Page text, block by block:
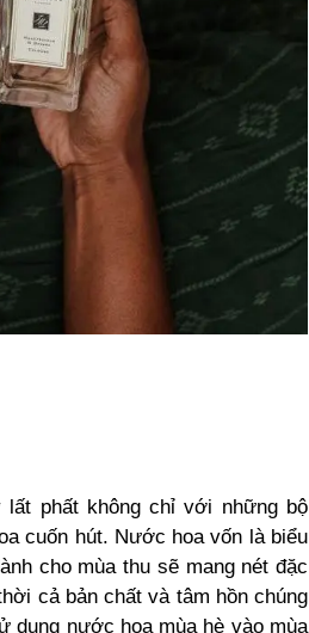
phất không chỉ với những bộ
cuốn hút. Nước hoa vốn là biểu
cho mùa thu sẽ mang nét đặc
cả bản chất và tâm hồn chúng
dụng nước hoa mùa hè vào mùa